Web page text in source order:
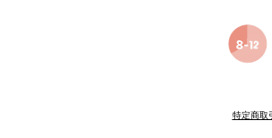
特定商取